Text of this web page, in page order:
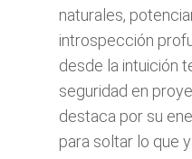
naturales,
introspección
desde la intuición
seguridad en
destaca por su
para soltar lo que